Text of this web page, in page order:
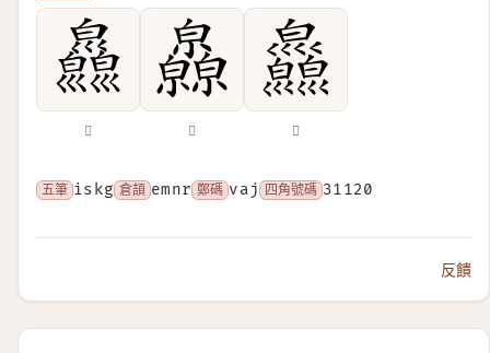
𢀎 𤿁 𤿄
五筆 iskg 倉頡 emnr 鄭碼 vaj 四角號碼 31120
反饋